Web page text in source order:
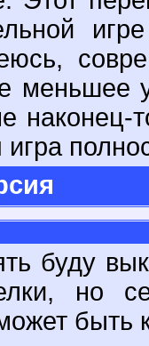
меньшее
наконец-
игра
буду
но
быть